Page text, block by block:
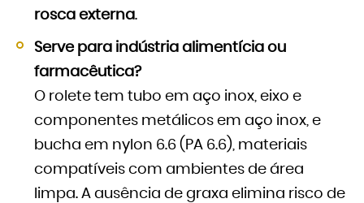
rosca externa.
Serve para indústria alimentícia ou
farmacêutica?
O rolete tem tubo em aço inox, eixo e
componentes metálicos em aço inox, e
bucha em nylon 6.6 (PA 6.6), materiais
compatíveis com ambientes de área
limpa. A ausência de graxa elimina risco de